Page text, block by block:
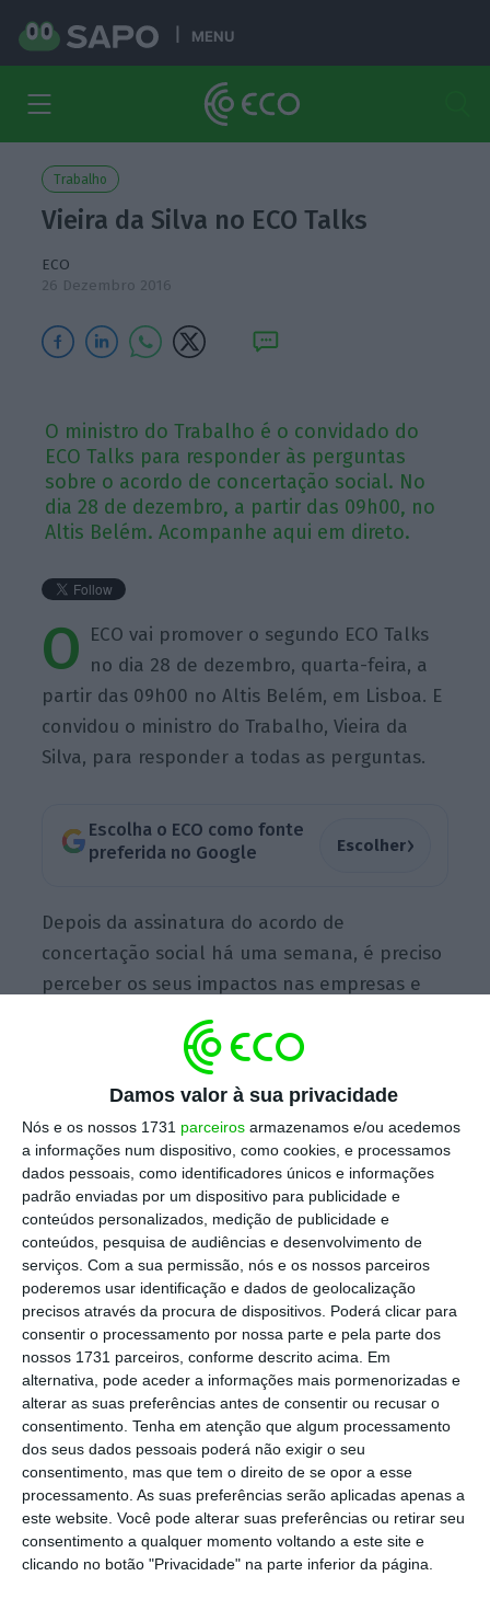
Damos valor à sua privacidade
Nós e os nossos 1731 parceiros armazenamos e/ou acedemos
a informações num dispositivo, como cookies, e processamos
dados pessoais, como identificadores únicos e informações
padrão enviadas por um dispositivo para publicidade e
conteúdos personalizados, medição de publicidade e
conteúdos, pesquisa de audiências e desenvolvimento de
serviços. Com a sua permissão, nós e os nossos parceiros
poderemos usar identificação e dados de geolocalização
precisos através da procura de dispositivos. Poderá clicar para
consentir o processamento por nossa parte e pela parte dos
nossos 1731 parceiros, conforme descrito acima. Em
alternativa, pode aceder a informações mais pormenorizadas e
alterar as suas preferências antes de consentir ou recusar o
consentimento. Tenha em atenção que algum processamento
dos seus dados pessoais poderá não exigir o seu
consentimento, mas que tem o direito de se opor a esse
processamento. As suas preferências serão aplicadas apenas a
este website. Você pode alterar suas preferências ou retirar seu
consentimento a qualquer momento voltando a este site e
clicando no botão "Privacidade" na parte inferior da página.
MENU
Trabalho
Vieira da Silva no ECO Talks
ECO
26 Dezembro 2016
O ministro do Trabalho é o convidado do
ECO Talks para responder às perguntas
sobre o acordo de concertação social. No
dia 28 de dezembro, a partir das 09h00, no
Altis Belém. Acompanhe aqui em direto.
O ECO vai promover o segundo ECO Talks
no dia 28 de dezembro, quarta-feira, a
partir das 09h00 no Altis Belém, em Lisboa. E
convidou o ministro do Trabalho, Vieira da
Silva, para responder a todas as perguntas.
Escolha o ECO como fonte
preferida no Google
Escolher›
Depois da assinatura do acordo de
concertação social há uma semana, é preciso
perceber os seus impactos nas empresas e
na economia portuguesa.
O ECO Talks é um novo formato de discussão,
uma oportunidade para o ECO e para os
nossos leitores confrontarem os decisores
económicos, políticos e financeiros sobre os
temas que estão a marcar a agenda e a
atualidade. Será sempre transmitido em
streaming, aqui no site do ECO, e na nossa
página no Facebook. E com a participação dos
nossos seguidores nas redes sociais. Se tiver
interesse em assistir ao ECO Talks ao vivo,
envie um pedido de registo para
ecotalks@eco.pt.
O primeiro ECO Talks realizou-se no passado
dia 5 de dezembro eo convidado foi Pedro
Passos Coelho. Sem periodicidade definida, os